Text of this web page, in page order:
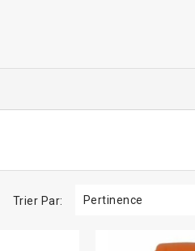
Trier Par: Pertinence